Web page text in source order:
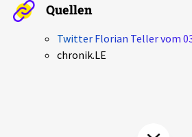
Spenden
chronik.LE in der Presse
Quellen
Twitter Florian Teller vom
chronik.LE